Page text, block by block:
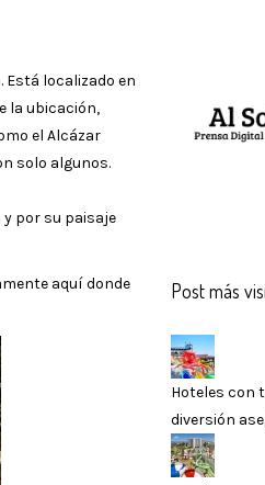
Está localizado en
la ubicación,
el Alcázar
solo algunos.
por su paisaje
aquí donde
Post más
Hoteles con
diversión